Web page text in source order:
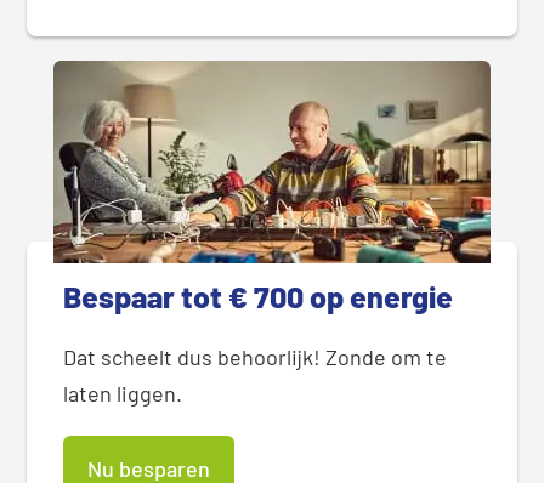
Bespaar tot € 700 op energie
Dat scheelt dus behoorlijk! Zonde om te
laten liggen.
Nu besparen